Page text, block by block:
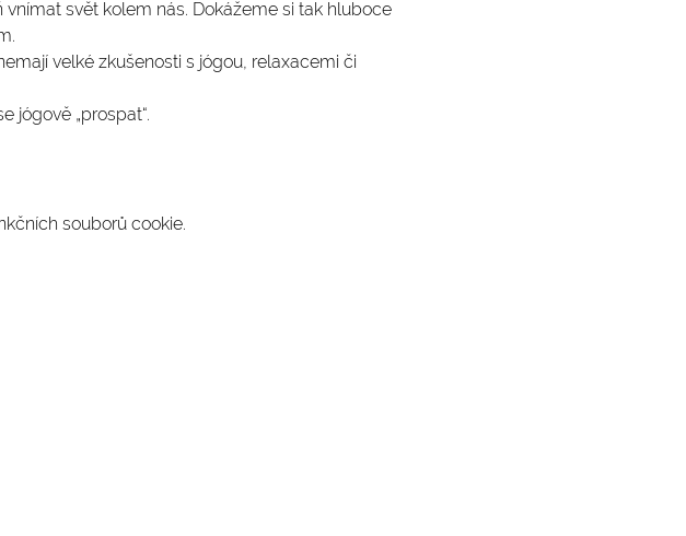
svět kolem nás. Dokážeme si tak hluboce
velké zkušenosti s jógou, relaxacemi či
jógově „prospat“.
souborů cookie.